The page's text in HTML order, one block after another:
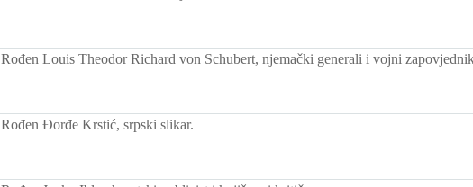
Rođen Louis Theodor Richard von Schubert, njemački generali i vojni
Rođen Đorđe Krstić, srpski slikar.